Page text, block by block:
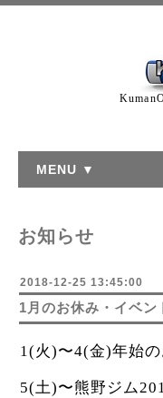
MENU ▼
お知らせ
2018-12-25 13:45:00
1月のお休み・イベン
1(火)〜4(金)年始の
5(土)〜熊野ジム